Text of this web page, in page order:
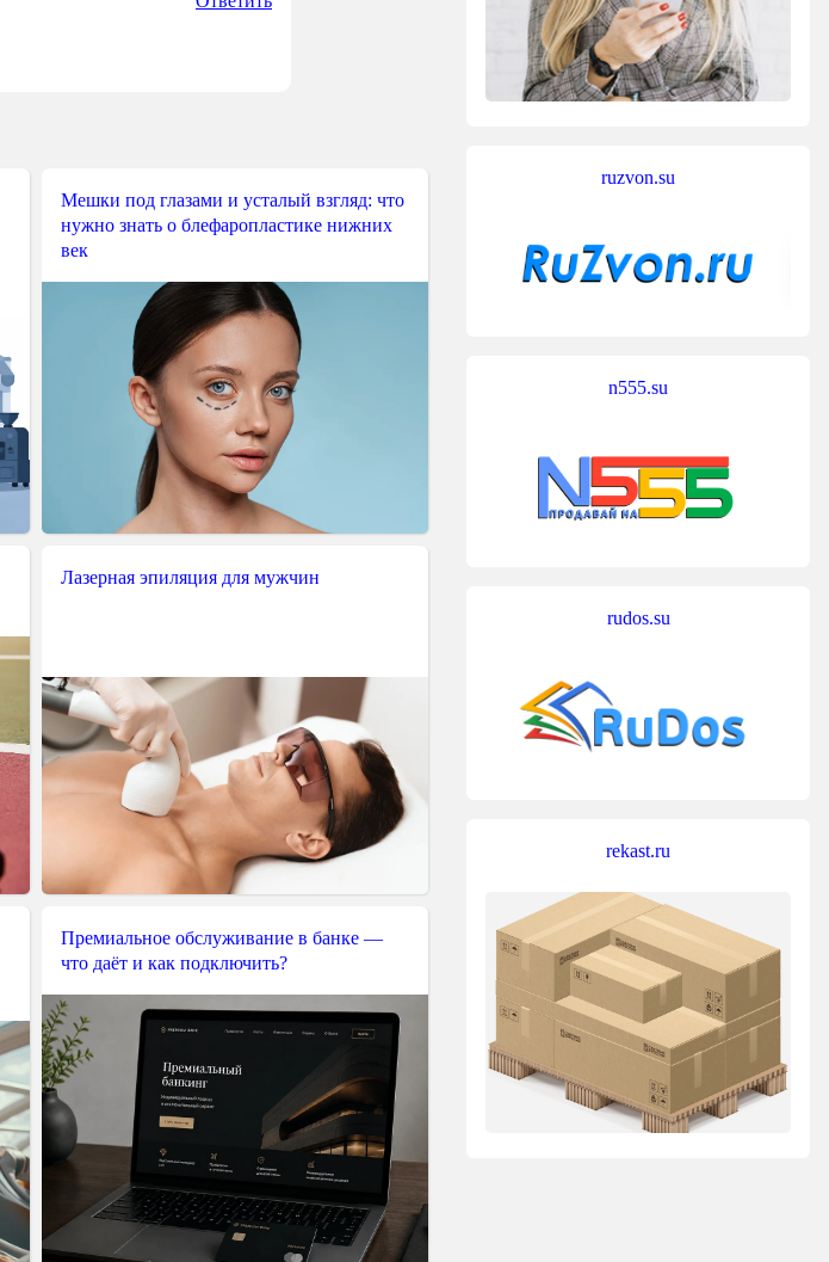
Мешки под глазами и усталый взгляд: что
нужно знать о блефаропластике нижних
век
Лазерная эпиляция для мужчин
Премиальное обслуживание в банке —
что даёт и как подключить?
ruzvon.su
n555.su
rudos.su
rekast.ru